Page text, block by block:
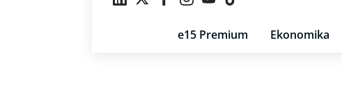
e15 Premium Ekonomika